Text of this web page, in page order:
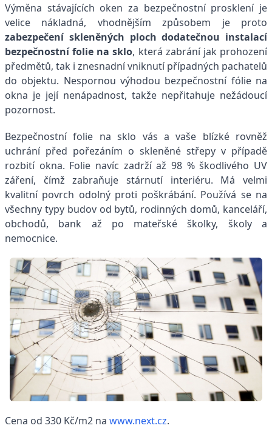
Výměna stávajících oken za bezpečnostní prosklení je
velice nákladná, vhodnějším způsobem je proto
zabezpečení skleněných ploch dodatečnou instalací
bezpečnostní folie na sklo, která zabrání jak prohození
předmětů, tak i znesnadní vniknutí případných pachatelů
do objektu. Nespornou výhodou bezpečnostní fólie na
okna je její nenápadnost, takže nepřitahuje nežádoucí
pozornost.
Bezpečnostní folie na sklo vás a vaše blízké rovněž
uchrání před pořezáním o skleněné střepy v případě
rozbití okna. Folie navíc zadrží až 98 % škodlivého UV
záření, čímž zabraňuje stárnutí interiéru. Má velmi
kvalitní povrch odolný proti poškrábání. Používá se na
všechny typy budov od bytů, rodinných domů, kanceláří,
obchodů, bank až po mateřské školky, školy a
nemocnice.
Cena od 330 Kč/m2 na www.next.cz.